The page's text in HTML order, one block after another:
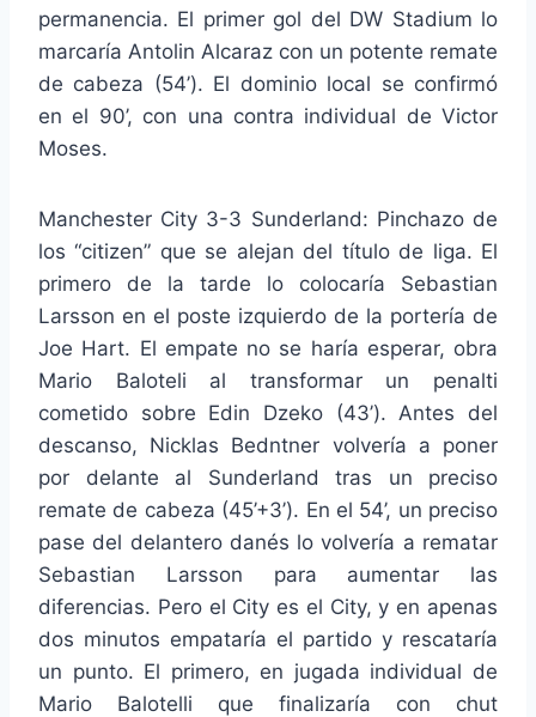
permanencia. El primer gol del DW Stadium lo
marcaría Antolin Alcaraz con un potente remate
de cabeza (54’). El dominio local se confirmó
en el 90’, con una contra individual de Victor
Moses.
Manchester City 3-3 Sunderland: Pinchazo de
los “citizen” que se alejan del título de liga. El
primero de la tarde lo colocaría Sebastian
Larsson en el poste izquierdo de la portería de
Joe Hart. El empate no se haría esperar, obra
Mario Baloteli al transformar un penalti
cometido sobre Edin Dzeko (43’). Antes del
descanso, Nicklas Bedntner volvería a poner
por delante al Sunderland tras un preciso
remate de cabeza (45’+3’). En el 54’, un preciso
pase del delantero danés lo volvería a rematar
Sebastian Larsson para aumentar las
diferencias. Pero el City es el City, y en apenas
dos minutos empataría el partido y rescataría
un punto. El primero, en jugada individual de
Mario Balotelli que finalizaría con chut